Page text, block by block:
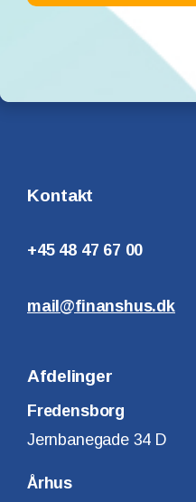
Kontakt
+45 48 47 67 00
mail@finanshus.dk
Afdelinger
Fredensborg
Jernbanegade 34 D
Århus